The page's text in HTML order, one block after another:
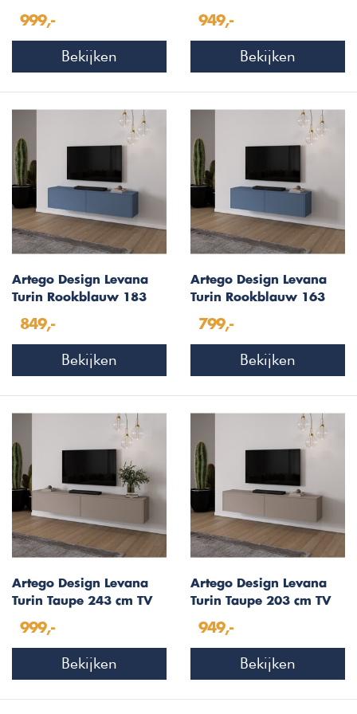
999,-
Bekijken
949,-
Bekijken
Artego Design Levana
Turin Rookblauw 183
849,-
Bekijken
Artego Design Levana
Turin Rookblauw 163
799,-
Bekijken
Artego Design Levana
Turin Taupe 243 cm TV
999,-
Bekijken
Artego Design Levana
Turin Taupe 203 cm TV
949,-
Bekijken